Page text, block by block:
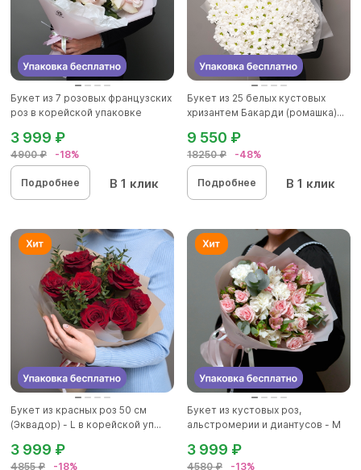
Букет из 7 розовых французских
роз в корейской упаковке
4900 ₽ -18%
3 999 ₽
Подробнее В 1 клик
Букет из 25 белых кустовых
хризантем Бакарди (ромашка)...
18250 ₽ -48%
9 550 ₽
Подробнее В 1 клик
Букет из красных роз 50 см
(Эквадор) - L в корейской уп...
4855 ₽ -18%
3 999 ₽
Букет из кустовых роз,
альстромерии и диантусов - М
4580 ₽ -13%
3 999 ₽